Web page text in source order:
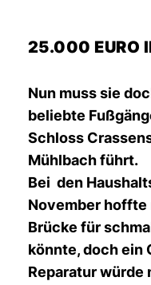
25.000 EURO
Nun muss sie
beliebte
Schloss
Mühlbach führt.
Bei den
November hoffte
Brücke für
könnte, doch ein
Reparatur würde